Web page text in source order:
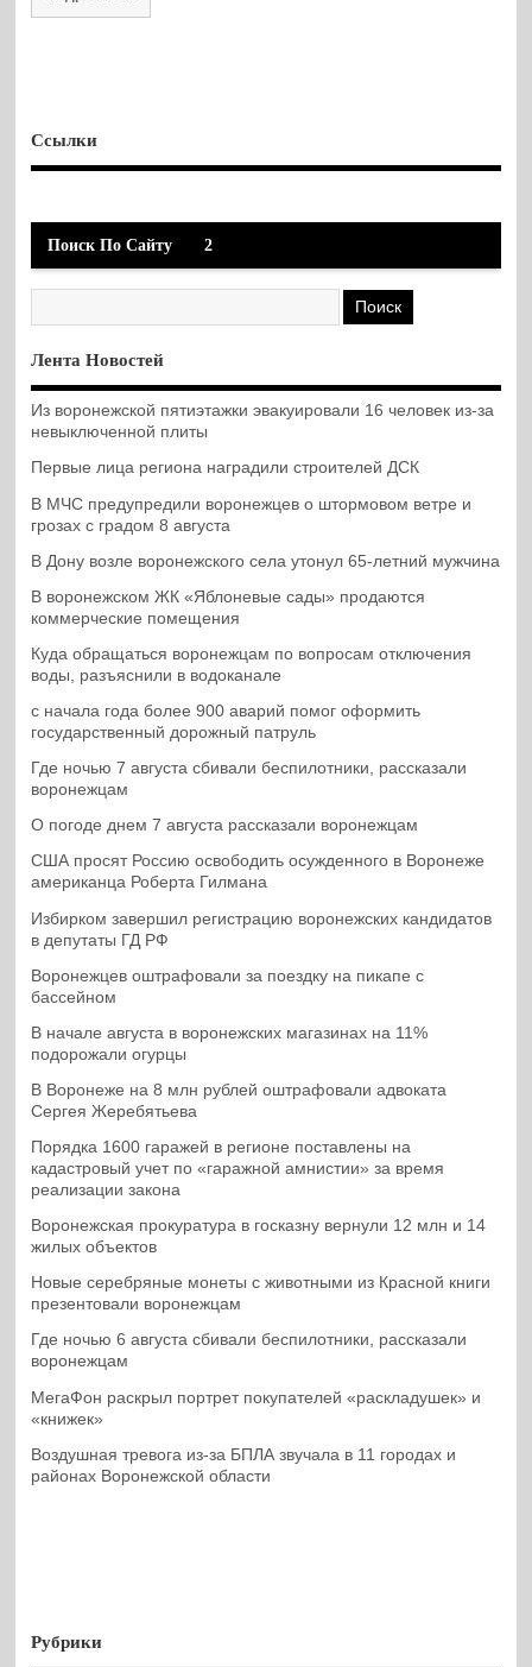
Ссылки
Поиск По Сайту 2
Лента Новостей
Из воронежской пятиэтажки эвакуировали 16 человек из-за
невыключенной плиты
Первые лица региона наградили строителей ДСК
В МЧС предупредили воронежцев о штормовом ветре и
грозах с градом 8 августа
В Дону возле воронежского села утонул 65-летний мужчина
В воронежском ЖК «Яблоневые сады» продаются
коммерческие помещения
Куда обращаться воронежцам по вопросам отключения
воды, разъяснили в водоканале
с начала года более 900 аварий помог оформить
государственный дорожный патруль
Где ночью 7 августа сбивали беспилотники, рассказали
воронежцам
О погоде днем 7 августа рассказали воронежцам
США просят Россию освободить осужденного в Воронеже
американца Роберта Гилмана
Избирком завершил регистрацию воронежских кандидатов
в депутаты ГД РФ
Воронежцев оштрафовали за поездку на пикапе с
бассейном
В начале августа в воронежских магазинах на 11%
подорожали огурцы
В Воронеже на 8 млн рублей оштрафовали адвоката
Сергея Жеребятьева
Порядка 1600 гаражей в регионе поставлены на
кадастровый учет по «гаражной амнистии» за время
реализации закона
Воронежская прокуратура в госказну вернули 12 млн и 14
жилых объектов
Новые серебряные монеты с животными из Красной книги
презентовали воронежцам
Где ночью 6 августа сбивали беспилотники, рассказали
воронежцам
МегаФон раскрыл портрет покупателей «раскладушек» и
«книжек»
Воздушная тревога из-за БПЛА звучала в 11 городах и
районах Воронежской области
Рубрики